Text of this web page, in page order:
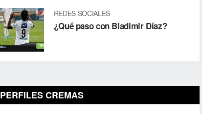
REDES SOCIALES
¿Qué paso con Bladimir Díaz?
PERFILES CREMAS